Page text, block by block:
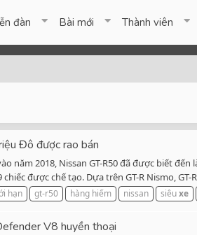
đàn Bài mới Thành viên
Đô được rao bán
năm 2018, Nissan GT-R50 đã được biết
được chế tạo. Dựa trên GT-R Nismo, GT-
hạn gt-r50 hàng hiếm nissan siêuxe
V8 huyền thoại